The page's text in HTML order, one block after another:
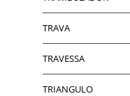
TRAVA
TRAVESSA
TRIANGULO